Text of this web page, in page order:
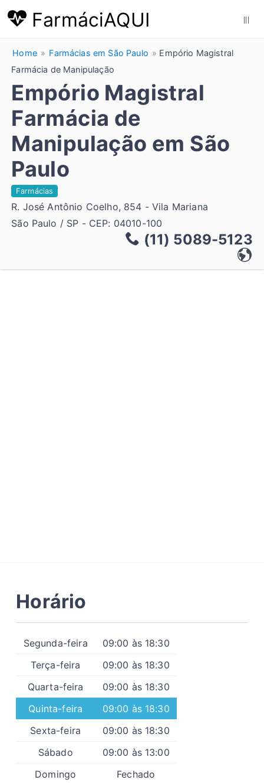
FarmáciAQUI
Home Farmácias em São Paulo
Empório Magistral
Farmácia de Manipulação
Empório Magistral
Farmácia de
Manipulação em São
Paulo
Farmácias
R. José Antônio Coelho, 854 - Vila Mariana
São Paulo / SP - CEP: 04010-100
(11) 5089-5123
Horário
Segunda-feira
09:00 às 18:30
Terça-feira
09:00 às 18:30
Quarta-feira
09:00 às 18:30
Quinta-feira
09:00 às 18:30
Sexta-feira
09:00 às 18:30
Sábado
09:00 às 13:00
Domingo
Fechado